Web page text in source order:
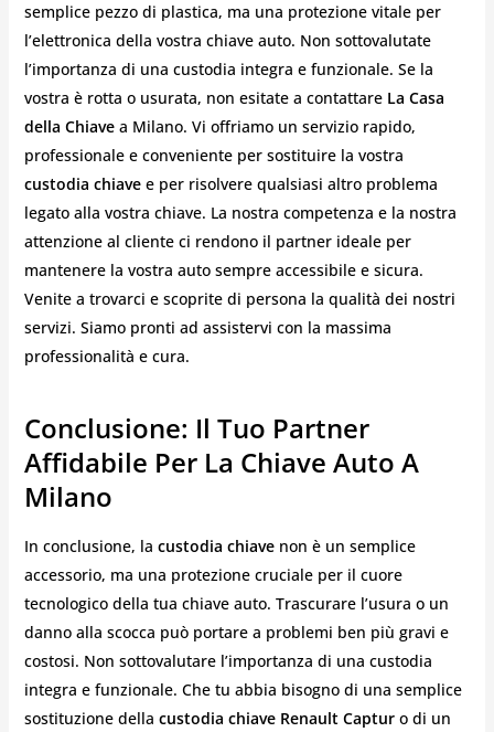
semplice pezzo di plastica, ma una protezione vitale per
l’elettronica della vostra chiave auto. Non sottovalutate
l’importanza di una custodia integra e funzionale. Se la
vostra è rotta o usurata, non esitate a contattare La Casa
della Chiavea Milano. Vi offriamo un servizio rapido,
professionale e conveniente per sostituire la vostra
custodia chiavee per risolvere qualsiasi altro problema
legato alla vostra chiave. La nostra competenza e la nostra
attenzione al cliente ci rendono il partner ideale per
mantenere la vostra auto sempre accessibile e sicura.
Venite a trovarci e scoprite di persona la qualità dei nostri
servizi. Siamo pronti ad assistervi con la massima
professionalità e cura.
Conclusione: Il Tuo Partner
Affidabile Per La Chiave Auto A
Milano
In conclusione, la custodia chiavenon è un semplice
accessorio, ma una protezione cruciale per il cuore
tecnologico della tua chiave auto. Trascurare l’usura o un
danno alla scocca può portare a problemi ben più gravi e
costosi. Non sottovalutare l’importanza di una custodia
integra e funzionale. Che tu abbia bisogno di una semplice
sostituzione della custodia chiave Renault Capturo di un